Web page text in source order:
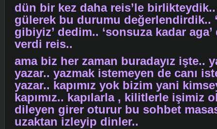
dün bir kez daha reis’le
gülerek bu durumu değerlendirdik..
gibiyiz’ dedim.. ‘sonsuza kadar
verdi reis..
ama biz her zaman buradayız işte..
yazar.. yazmak istemeyen de canı
yazar.. kapımız yok bizim yani
kapımız.. kapılarla , kilitlerle işimiz
dileyen girer oturur bu sohbet
uzaktan izleyip dinler..